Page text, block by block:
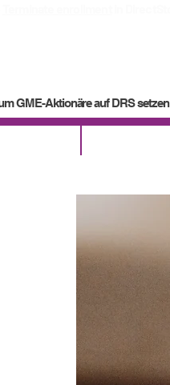
GME-Aktionäre auf DRS setzen